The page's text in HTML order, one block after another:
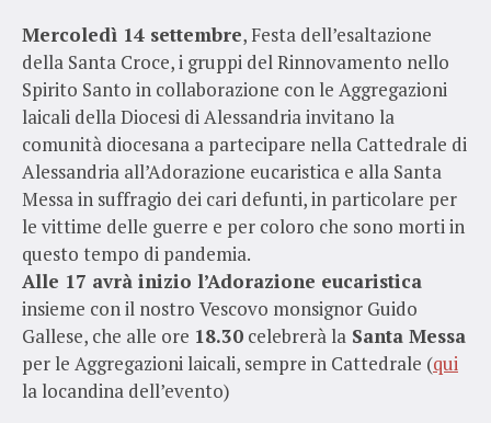
Mercoledì 14 settembre, Festa dell’esaltazione
della Santa Croce, i gruppi del Rinnovamento nello
Spirito Santo in collaborazione con le Aggregazioni
laicali della Diocesi di Alessandria invitano la
comunità diocesana a partecipare nella Cattedrale di
Alessandria all’Adorazione eucaristica e alla Santa
Messa in suffragio dei cari defunti, in particolare per
le vittime delle guerre e per coloro che sono morti in
questo tempo di pandemia.
Alle 17 avrà inizio l’Adorazione eucaristica
insieme con il nostro Vescovo monsignor Guido
Gallese, che alle ore 18.30 celebrerà la Santa Messa
per le Aggregazioni laicali, sempre in Cattedrale (qui
la locandina dell’evento)